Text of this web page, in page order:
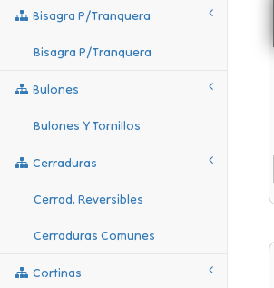
Bisagra P/tranquera
Bisagra P/tranquera
Bulones
Bulones Y Tornillos
Cerraduras
Cerrad. Reversibles
Cerraduras Comunes
Cortinas